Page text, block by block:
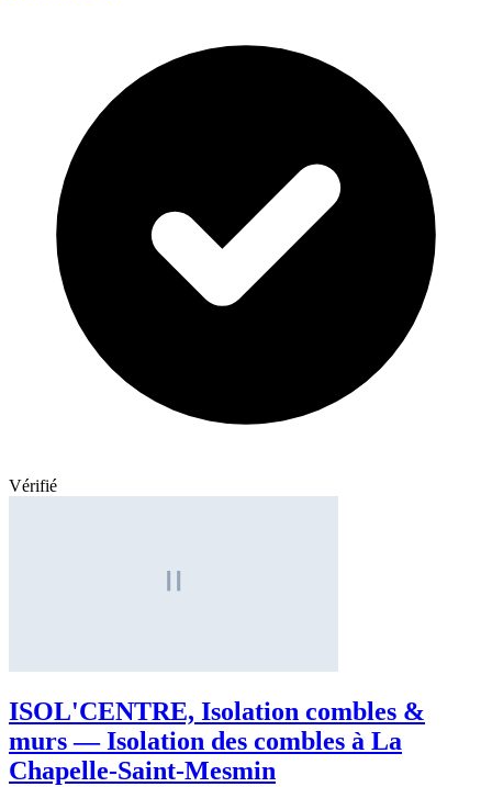
Vérifié
ISOL'CENTRE, Isolation combles &
murs — Isolation des combles à La
Chapelle-Saint-Mesmin